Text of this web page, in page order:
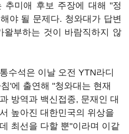
추미애 후보 주장에 대해 "정
야 될 문제다. 청와대가 답변
왈부하는 것이 바람직하지 않
수석은 이날 오전 YTN라디
'에 출연해 "청와대는 현재
방역과 백신접종, 문재인 대
높아진 대한민국의 위상을
최선을 다할 뿐"이라며 이같